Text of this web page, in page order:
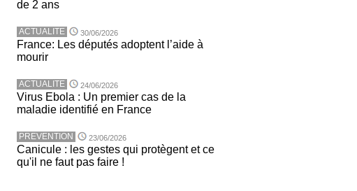
de 2 ans
ACTUALITE 30/06/2026
France: Les députés adoptent l’aide à
mourir
ACTUALITE 24/06/2026
Virus Ebola : Un premier cas de la
maladie identifié en France
PREVENTION 23/06/2026
Canicule : les gestes qui protègent et ce
qu'il ne faut pas faire !